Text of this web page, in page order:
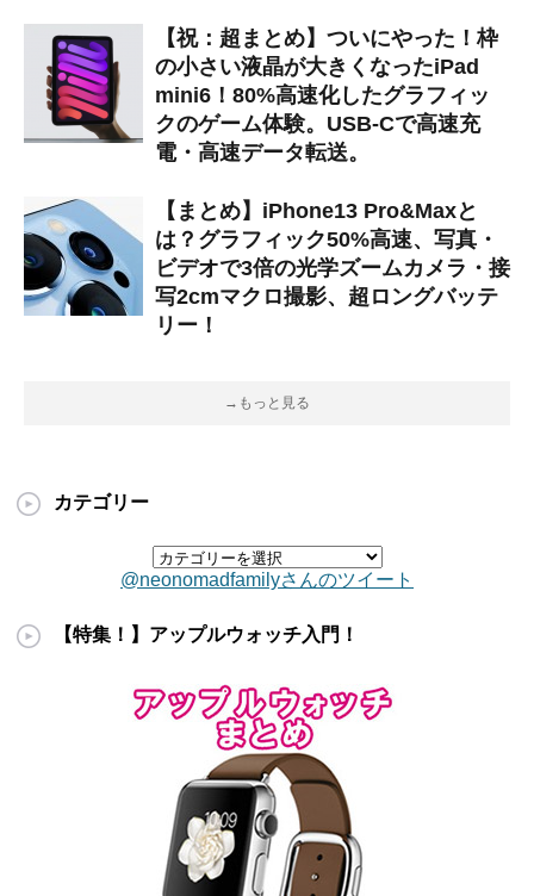
【祝：超まとめ】ついにやった！枠
の小さい液晶が大きくなったiPad
mini6！80%高速化したグラフィッ
クのゲーム体験。USB-Cで高速充
電・高速データ転送。
【まとめ】iPhone13 Pro&Maxと
は？グラフィック50%高速、写真・
ビデオで3倍の光学ズームカメラ・接
写2cmマクロ撮影、超ロングバッテ
リー！
→もっと見る
カテゴリー
@neonomadfamilyさんのツイート
【特集！】アップルウォッチ入門！